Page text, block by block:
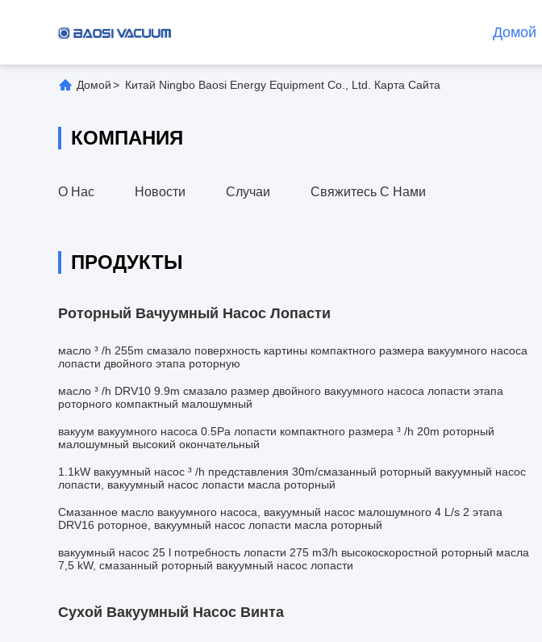
Домой
Домой> Китай Ningbo Baosi Energy Equipment Co., Ltd. Карта Сайта
КОМПАНИЯ
О Нас Новости Случаи Свяжитесь С Нами
ПРОДУКТЫ
Роторный Вачуумный Насос Лопасти
масло ³ /h 255m смазало поверхность картины компактного размера вакуумного насоса
лопасти двойного этапа роторную
масло ³ /h DRV10 9.9m смазало размер двойного вакуумного насоса лопасти этапа
роторного компактный малошумный
вакуум вакуумного насоса 0.5Pa лопасти компактного размера ³ /h 20m роторный
малошумный высокий окончательный
1.1kW вакуумный насос ³ /h представления 30m/смазанный роторный вакуумный насос
лопасти, вакуумный насос лопасти масла роторный
Смазанное масло вакуумного насоса, вакуумный насос малошумного 4 L/s 2 этапа
DRV16 роторное, вакуумный насос лопасти масла роторный
вакуумный насос 25 l потребность лопасти 275 m3/h высокоскоростной роторный масла
7,5 kW, смазанный роторный вакуумный насос лопасти
Сухой Вакуумный Насос Винта